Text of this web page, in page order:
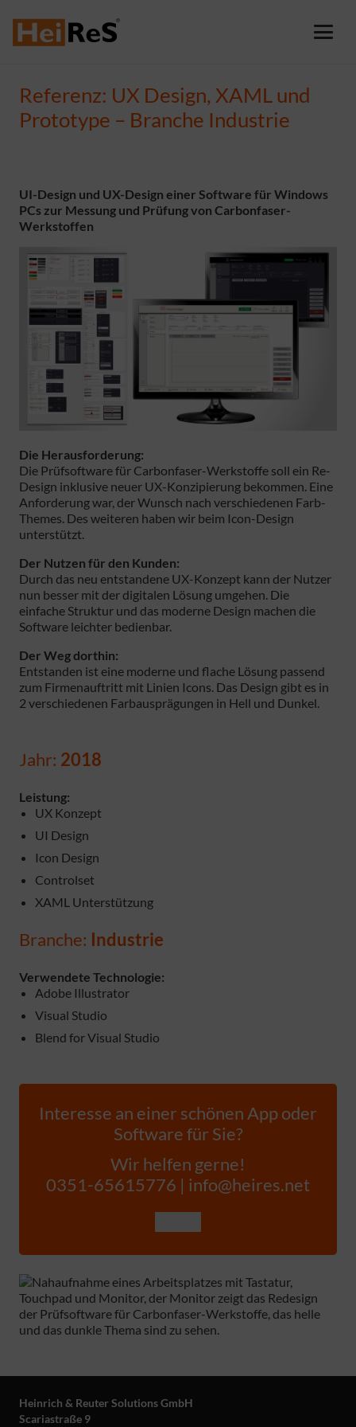
Referenz: UX Design, XAML und
Prototype – Branche Industrie
UI-Design und UX-Design einer Software für Windows
PCs zur Messung und Prüfung von Carbonfaser-
Werkstoffen
Die Herausforderung:
Die Prüfsoftware für Carbonfaser-Werkstoffe soll ein Re-
Design inklusive neuer UX-Konzipierung bekommen. Eine
Anforderung war, der Wunsch nach verschiedenen Farb-
Themes. Des weiteren haben wir beim Icon-Design
unterstützt.
Der Nutzen für den Kunden:
Durch das neu entstandene UX-Konzept kann der Nutzer
nun besser mit der digitalen Lösung umgehen. Die
einfache Struktur und das moderne Design machen die
Software leichter bedienbar.
Der Weg dorthin:
Entstanden ist eine moderne und flache Lösung passend
zum Firmenauftritt mit Linien Icons. Das Design gibt es in
2 verschiedenen Farbausprägungen in Hell und Dunkel.
Jahr: 2018
Leistung:
UX Konzept
UI Design
Icon Design
Controlset
XAML Unterstützung
Branche: Industrie
Verwendete Technologie:
Adobe Illustrator
Visual Studio
Blend for Visual Studio
Interesse an einer schönen App oder
Software für Sie?
Wir helfen gerne!
0351-65615776 | info@heires.net
Heinrich & Reuter Solutions GmbH
Scariastraße 9